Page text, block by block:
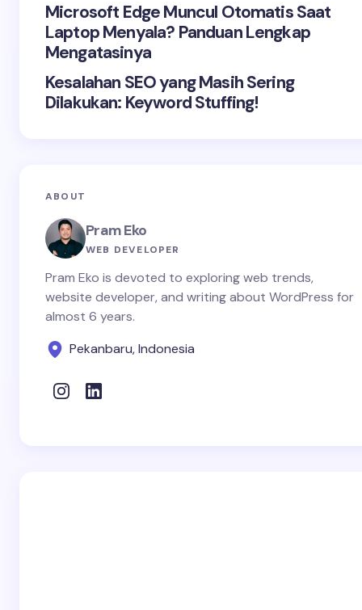
Microsoft Edge Muncul Otomatis Saat
Laptop Menyala? Panduan Lengkap
Mengatasinya
Kesalahan SEO yang Masih Sering
Dilakukan: Keyword Stuffing!
ABOUT
Pram Eko
WEB DEVELOPER
Pram Eko is devoted to exploring web trends,
website developer, and writing about WordPress for
almost 6 years.
Pekanbaru, Indonesia